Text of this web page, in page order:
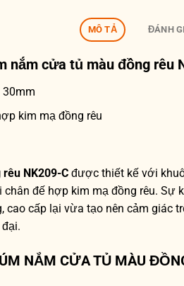
MÔ TẢ ĐÁNH
nắm cửa tủ màu đồng rêu
kim mạ đồng rêu
NK209-C được thiết kế với
đế hợp kim mạ đồng rêu.
cao cấp lại vừa tạo nên cảm giác
NẮM CỬA TỦ MÀU